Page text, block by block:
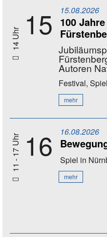
14 Uhr 15 15.08.2026
100
Autoren
Festival, Spiel
mehr
11 - 17 Uhr 16 16.08.2026
Spiel in
mehr